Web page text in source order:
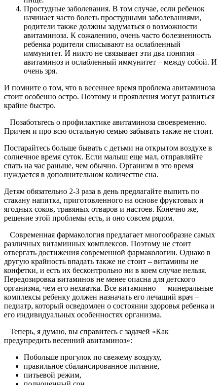
Простудные заболевания. В том случае, если ребенок
начинает часто болеть простудными заболеваниями,
родители также должны задуматься о возможности
авитаминоза. К сожалению, очень часто болезненность
ребенка родители списывают на ослабленный
иммунитет. И никто не связывает эти два понятия –
авитаминоз и ослабленный иммунитет – между собой. И
очень зря.
И помните о том, что в весеннее время проблема авитаминоза
стоит особенно остро. Поэтому и проявления могут развиться
крайне быстро.
Позаботьтесь о профилактике авитаминоза своевременно.
Причем и про всю остальную семью забывать также не стоит.
Постарайтесь больше бывать с детьми на открытом воздухе в
солнечное время суток. Если малыш еще мал, отправляйте
спать на час раньше, чем обычно. Организм в это время
нуждается в дополнительном количестве сна.
Детям обязательно 2-3 раза в день предлагайте выпить по
стакану напитка, приготовленного на основе фруктовых и
ягодных соков, травяных отваров и настоев. Конечно же,
решение этой проблемы есть, и оно совсем рядом.
Современная фармакология предлагает многообразие самых
различных витаминных комплексов. Поэтому не стоит
отвергать достижения современной фармакологии. Однако в
другую крайность впадать также не стоит – витамины не
конфетки, и есть их бесконтрольно ни в коем случае нельзя.
Передозировка витаминов не менее опасна для детского
организма, чем его нехватка. Все витаминно — минеральные
комплексы ребенку должен назначать его лечащий врач –
педиатр, который осведомлен о состоянии здоровья ребенка и
его индивидуальных особенностях организма.
Теперь, я думаю, вы справитесь с задачей «Как
предупредить весенний авитаминоз»:
Побольше прогулок по свежему воздуху,
правильное сбалансированное питание,
питьевой режим,